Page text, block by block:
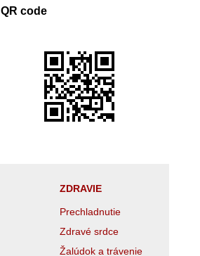
QR code
ZDRAVIE
Prechladnutie
Zdravé srdce
Žalúdok a trávenie